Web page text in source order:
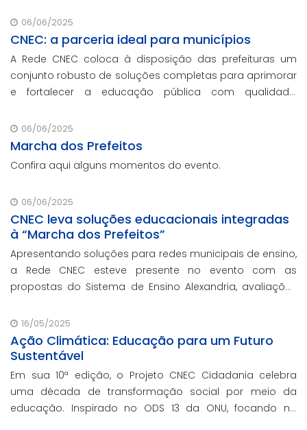
06/06/2025
CNEC: a parceria ideal para municípios
A Rede CNEC coloca à disposição das prefeituras um
conjunto robusto de soluções completas para aprimorar
e fortalecer a educação pública com qualidade,
que não participaram da Marcha dos Prefeitos
06/06/2025
Marcha dos Prefeitos
Confira aqui alguns momentos do evento.
06/06/2025
CNEC leva soluções educacionais integradas
à “Marcha dos Prefeitos”
Apresentando soluções para redes municipais de ensino,
a Rede CNEC esteve presente no evento com as
propostas do Sistema de Ensino Alexandria, avaliações
escolar e parcerias com prefeituras durante e
16/05/2025
Ação Climática: Educação para um Futuro
Sustentável
Em sua 10ª edição, o Projeto CNEC Cidadania celebra
uma década de transformação social por meio da
educação. Inspirado no ODS 13 da ONU, focando no